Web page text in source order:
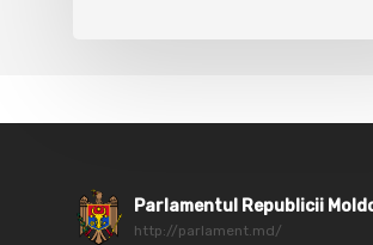
Parlamentul Republicii
http://parlament.md/